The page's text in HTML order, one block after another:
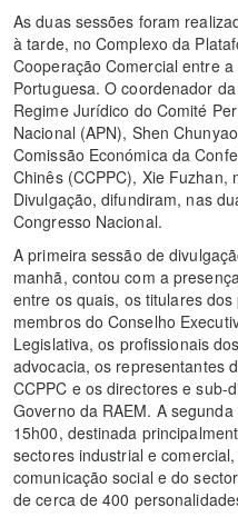
As duas sessões foram
à tarde, no Complexo da
Cooperação Comercial entre
Portuguesa. O coordenador
Regime Jurídico do Comité
Nacional (APN), Shen
Comissão Económica da
Chinês (CCPPC), Xie Fuzhan,
Divulgação, difundiram, nas
Congresso Nacional.
A primeira sessão de
manhã, contou com a
entre os quais, os titulares
membros do Conselho
Legislativa, os profissionais
advocacia, os representantes
CCPPC e os directores e sub-
Governo da RAEM. A
15h00, destinada
sectores industrial e
comunicação social e do
de cerca de 400